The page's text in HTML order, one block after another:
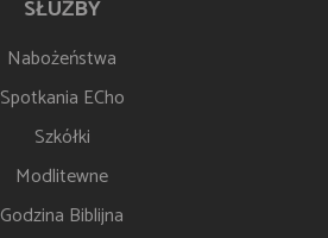
SŁUŻBY
Nabożeństwa
Spotkania ECho
Szkółki
Modlitewne
Godzina Biblijna